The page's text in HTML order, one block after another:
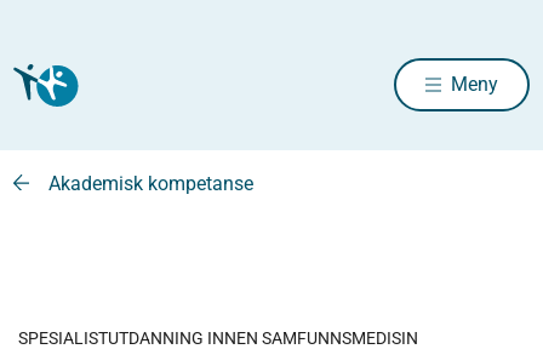
Meny
Akademisk kompetanse
SPESIALISTUTDANNING INNEN SAMFUNNSMEDISIN